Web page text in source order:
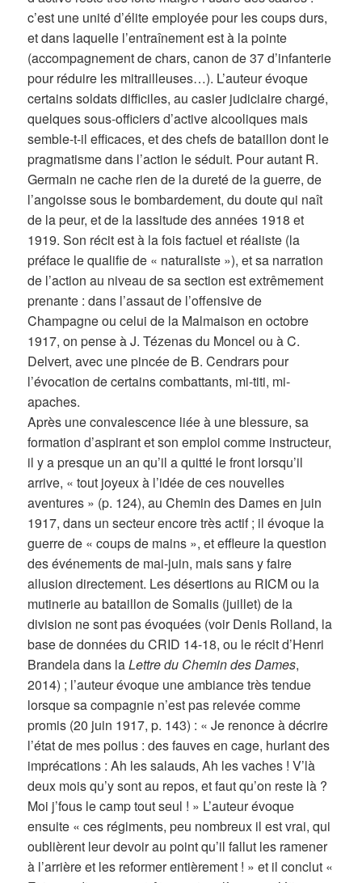
c’est une unité d’élite employée pour les coups durs,
et dans laquelle l’entraînement est à la pointe
(accompagnement de chars, canon de 37 d’infanterie
pour réduire les mitrailleuses…). L’auteur évoque
certains soldats difficiles, au casier judiciaire chargé,
quelques sous-officiers d’active alcooliques mais
semble-t-il efficaces, et des chefs de bataillon dont le
pragmatisme dans l’action le séduit. Pour autant R.
Germain ne cache rien de la dureté de la guerre, de
l’angoisse sous le bombardement, du doute qui naît
de la peur, et de la lassitude des années 1918 et
1919. Son récit est à la fois factuel et réaliste (la
préface le qualifie de « naturaliste »), et sa narration
de l’action au niveau de sa section est extrêmement
prenante : dans l’assaut de l’offensive de
Champagne ou celui de la Malmaison en octobre
1917, on pense à J. Tézenas du Moncel ou à C.
Delvert, avec une pincée de B. Cendrars pour
l’évocation de certains combattants, mi-titi, mi-
apaches.
Après une convalescence liée à une blessure, sa
formation d’aspirant et son emploi comme instructeur,
il y a presque un an qu’il a quitté le front lorsqu’il
arrive, « tout joyeux à l’idée de ces nouvelles
aventures » (p. 124), au Chemin des Dames en juin
1917, dans un secteur encore très actif ; il évoque la
guerre de « coups de mains », et effleure la question
des événements de mai-juin, mais sans y faire
allusion directement. Les désertions au RICM ou la
mutinerie au bataillon de Somalis (juillet) de la
division ne sont pas évoquées (voir Denis Rolland, la
base de données du CRID 14-18, ou le récit d’Henri
Brandela dans laLettre du Chemin des Dames,
2014) ; l’auteur évoque une ambiance très tendue
lorsque sa compagnie n’est pas relevée comme
promis (20 juin 1917, p. 143) : « Je renonce à décrire
l’état de mes poilus : des fauves en cage, hurlant des
imprécations : Ah les salauds, Ah les vaches ! V’là
deux mois qu’y sont au repos, et faut qu’on reste là ?
Moi j’fous le camp tout seul ! » L’auteur évoque
ensuite « ces régiments, peu nombreux il est vrai, qui
oublièrent leur devoir au point qu’il fallut les ramener
à l’arrière et les reformer entièrement ! » et il conclut «